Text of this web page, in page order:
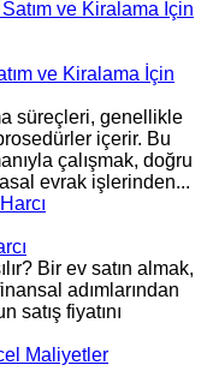
ve Kiralama İçin
süreçleri, genellikle
içerir. Bu
çalışmak, doğru
evrak işlerinden...
Bir ev satın almak,
adımlarından
satış fiyatını